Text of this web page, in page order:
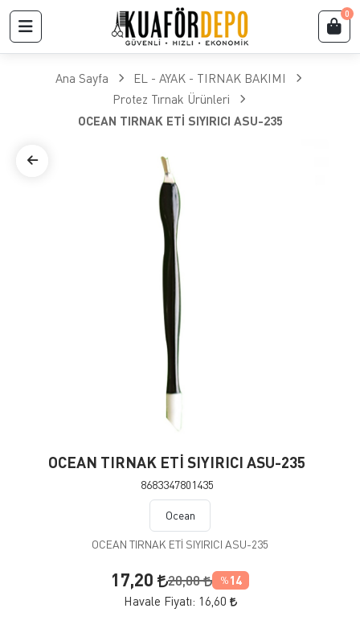
0
Ana Sayfa
EL - AYAK - TIRNAK BAKIMI
Protez Tırnak Ürünleri
OCEAN TIRNAK ETİ SIYIRICI ASU-235
OCEAN TIRNAK ETİ SIYIRICI ASU-235
8683347801435
Ocean
OCEAN TIRNAK ETİ SIYIRICI ASU-235
17,20 20,00 % 14
Havale Fiyatı: 16,60